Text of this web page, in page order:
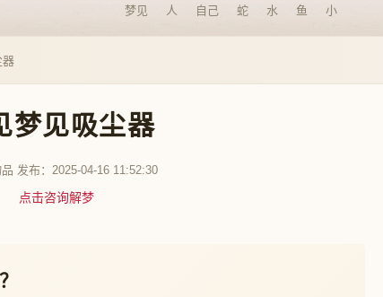
梦见 人 自己 蛇 水 鱼 小
器
梦见吸尘器
发布：2025-04-16 11:52:30
点击咨询解梦